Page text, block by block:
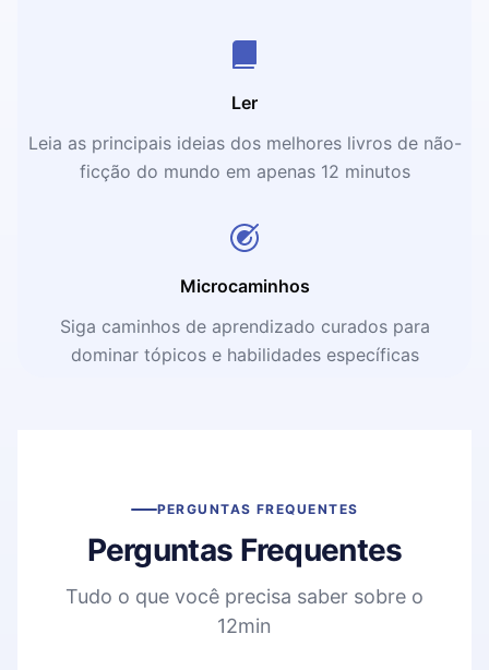
Ler
Leia as principais ideias dos melhores livros de não-
ficção do mundo em apenas 12 minutos
Microcaminhos
Siga caminhos de aprendizado curados para
dominar tópicos e habilidades específicas
PERGUNTAS FREQUENTES
Perguntas Frequentes
Tudo o que você precisa saber sobre o
12min